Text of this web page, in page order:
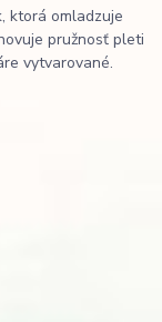
ktorá omladzuje
pružnosť pleti
vytvarované.